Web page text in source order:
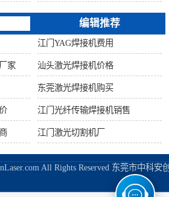
编辑推荐
江门YAG焊接机费用
家 汕头激光焊接机价格
东莞激光焊接机购买
江门光纤传输焊接机销售
江门激光切割机厂
All Rights Reserved 东莞市中科